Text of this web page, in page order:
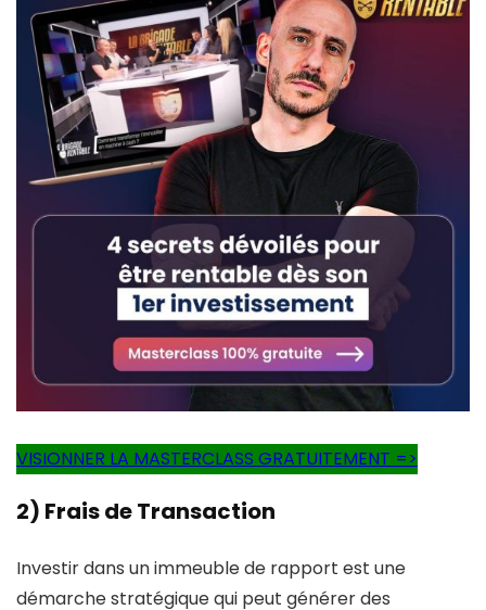
VISIONNER LA MASTERCLASS GRATUITEMENT =>
2) Frais de Transaction
Investir dans un immeuble de rapport est une
démarche stratégique qui peut générer des